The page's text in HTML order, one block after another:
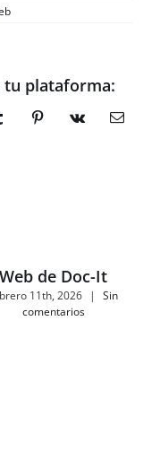
tu plataforma:
Pinterest
Vk
Correo
Web de Doc-It
11th, 2026 |
Sin
comentarios